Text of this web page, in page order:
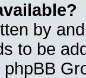
by
to be